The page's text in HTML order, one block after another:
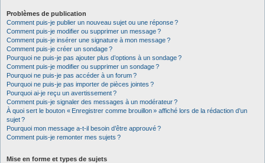
Problèmes de publication
Comment puis-je publier un nouveau sujet ou une réponse ?
Comment puis-je modifier ou supprimer un message ?
Comment puis-je insérer une signature à mon message ?
Comment puis-je créer un sondage ?
Pourquoi ne puis-je pas ajouter plus d’options à un sondage ?
Comment puis-je modifier ou supprimer un sondage ?
Pourquoi ne puis-je pas accéder à un forum ?
Pourquoi ne puis-je pas importer de pièces jointes ?
Pourquoi ai-je reçu un avertissement ?
Comment puis-je signaler des messages à un modérateur ?
À quoi sert le bouton « Enregistrer comme brouillon » affiché lors de la rédaction d’un
sujet ?
Pourquoi mon message a-t-il besoin d’être approuvé ?
Comment puis-je remonter mes sujets ?
Mise en forme et types de sujets